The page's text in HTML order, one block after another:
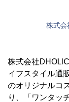
株式会
株式会社
イフスタイル通
のオリジナルコ
り、「ワンタッ